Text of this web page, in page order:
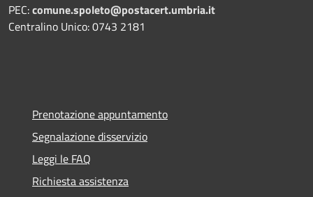
PEC:comune.spoleto@postacert.umbria.it
Centralino Unico: 0743 2181
Prenotazione appuntamento
Segnalazione disservizio
Leggi le FAQ
Richiesta assistenza